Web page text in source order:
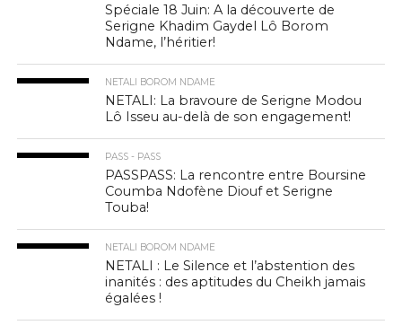
Spéciale 18 Juin: A la découverte de
Serigne Khadim Gaydel Lô Borom
Ndame, l’héritier!
NETALI BOROM NDAME
NETALI: La bravoure de Serigne Modou
Lô Isseu au-delà de son engagement!
PASS - PASS
PASSPASS: La rencontre entre Boursine
Coumba Ndofène Diouf et Serigne
Touba!
NETALI BOROM NDAME
NETALI : Le Silence et l’abstention des
inanités : des aptitudes du Cheikh jamais
égalées !